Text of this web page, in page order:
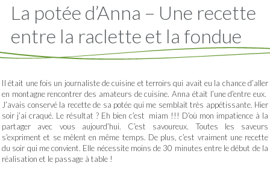
La potée d’Anna – Une recette
entre la raclette et la fondue
Il était une fois un journaliste de cuisine et terroirs qui avait eu la chance d’aller
en montagne rencontrer des amateurs de cuisine. Anna était l’une d’entre eux.
J’avais conservé la recette de sa potée qui me semblait très appétissante. Hier
soir j’ai craqué. Le résultat ? Eh bien c’est miam !!! D’où mon impatience à la
partager avec vous aujourd’hui. C’est savoureux. Toutes les saveurs
s’expriment et se mêlent en même temps. De plus, c’est vraiment une recette
du soir qui me convient. Elle nécessite moins de 30 minutes entre le début de la
réalisation et le passage à table !